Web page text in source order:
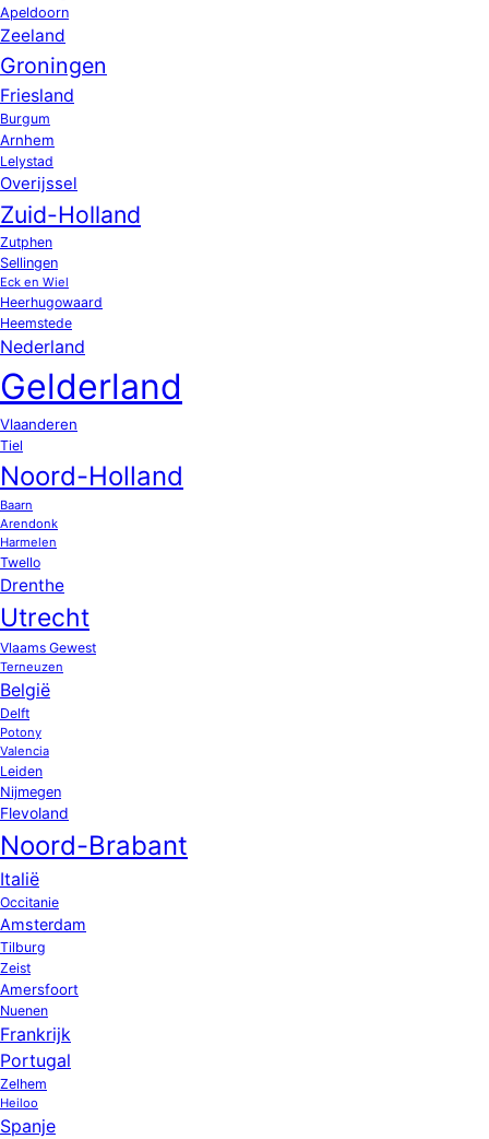
Apeldoorn
Zeeland
Groningen
Friesland
Burgum
Arnhem
Lelystad
Overijssel
Zuid-Holland
Zutphen
Sellingen
Eck en Wiel
Heerhugowaard
Heemstede
Nederland
Gelderland
Vlaanderen
Tiel
Noord-Holland
Baarn
Arendonk
Harmelen
Twello
Drenthe
Utrecht
Vlaams Gewest
Terneuzen
België
Delft
Potony
Valencia
Leiden
Nijmegen
Flevoland
Noord-Brabant
Italië
Occitanie
Amsterdam
Tilburg
Zeist
Amersfoort
Nuenen
Frankrijk
Portugal
Zelhem
Heiloo
Spanje